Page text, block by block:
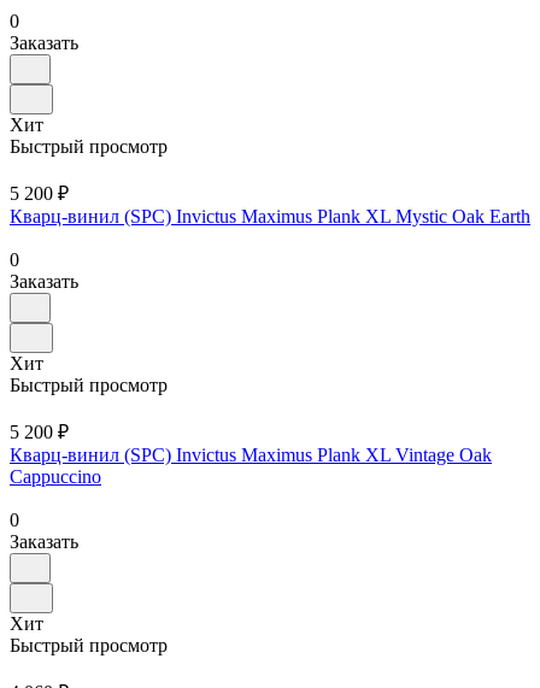
0
Заказать
Хит
Быстрый просмотр
5 200 ₽
Кварц-винил (SPC) Invictus Maximus Plank XL Mystic Oak Earth
0
Заказать
Хит
Быстрый просмотр
5 200 ₽
Кварц-винил (SPC) Invictus Maximus Plank XL Vintage Oak
Cappuccino
0
Заказать
Хит
Быстрый просмотр